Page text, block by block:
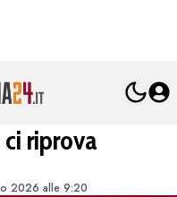
riprova
2026 alle 9:20